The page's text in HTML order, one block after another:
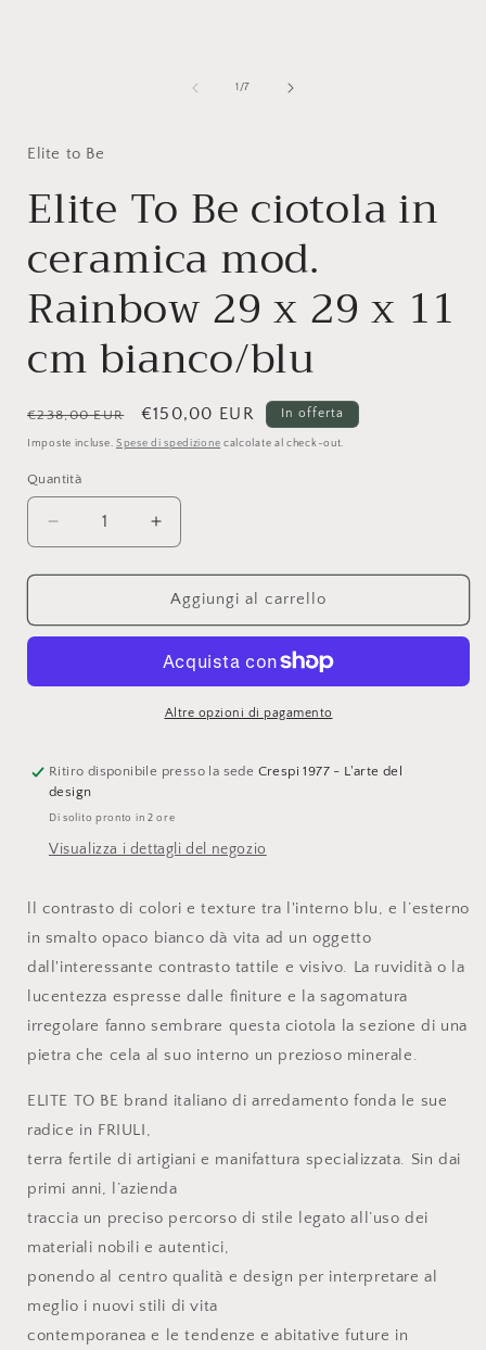
1/su
7
Elite to Be
Elite To Be ciotola in
ceramica mod.
Rainbow 29 x 29 x 11
cm bianco/blu
Prezzo
di
€238,00 EUR
Prezzo
scontato
€150,00 EUR In offerta
Imposte incluse. Spese di spedizione calcolate al check-out.
Quantità
Quantità
Diminuisci
quantità
per
Be
in
29
x
29
11
bianco/blu
Aumenta
quantità
per
Elite
Be
ciotola
in
ceramica
mod.
29
29
11
bianco/blu
Aggiungi al carrello
Altre opzioni di pagamento
Ritiro disponibile presso la sede Crespi 1977 - L'arte del
design
Di solito pronto in 2 ore
Visualizza i dettagli del negozio
ll contrasto di colori e texture tra l'interno blu, e l’esterno
in smalto opaco bianco dà vita ad un oggetto
dall'interessante contrasto tattile e visivo. La ruvidità o la
lucentezza espresse dalle finiture e la sagomatura
irregolare fanno sembrare questa ciotola la sezione di una
pietra che cela al suo interno un prezioso minerale.
ELITE TO BE brand italiano di arredamento fonda le sue
radice in FRIULI,
terra fertile di artigiani e manifattura specializzata. Sin dai
primi anni, l’azienda
traccia un preciso percorso di stile legato all’uso dei
materiali nobili e autentici,
ponendo al centro qualità e design per interpretare al
meglio i nuovi stili di vita
contemporanea e le tendenze e abitative future in